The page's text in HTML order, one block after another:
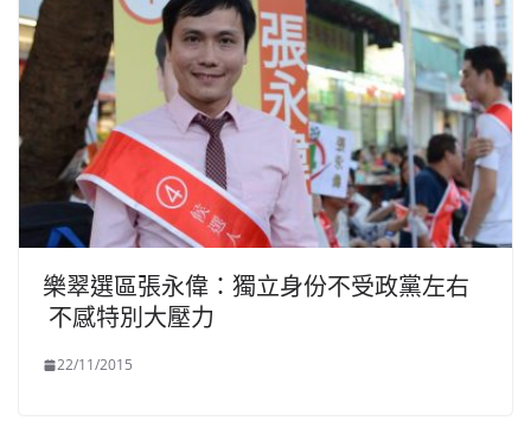
樂翠選區張永偉：獨立身份不受政黨左右
不感特別大壓力
22/11/2015